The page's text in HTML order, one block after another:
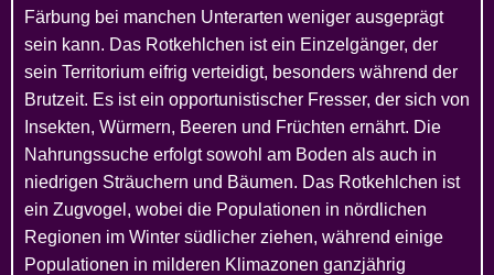
Färbung bei manchen Unterarten weniger ausgeprägt
sein kann. Das Rotkehlchen ist ein Einzelgänger, der
sein Territorium eifrig verteidigt, besonders während der
Brutzeit. Es ist ein opportunistischer Fresser, der sich von
Insekten, Würmern, Beeren und Früchten ernährt. Die
Nahrungssuche erfolgt sowohl am Boden als auch in
niedrigen Sträuchern und Bäumen. Das Rotkehlchen ist
ein Zugvogel, wobei die Populationen in nördlichen
Regionen im Winter südlicher ziehen, während einige
Populationen in milderen Klimazonen ganzjährig